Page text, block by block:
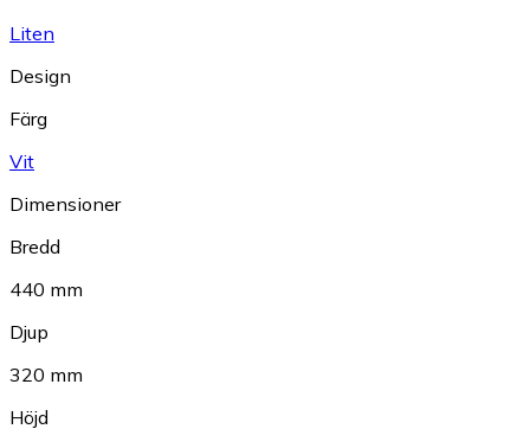
Liten
Design
Färg
Vit
Dimensioner
Bredd
440 mm
Djup
320 mm
Höjd